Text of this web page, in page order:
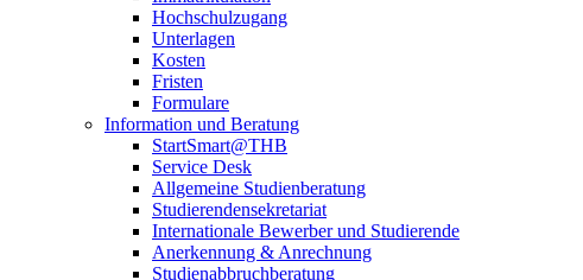
Hochschulzugang
Unterlagen
Kosten
Fristen
Formulare
Information und Beratung
StartSmart@THB
Service Desk
Allgemeine Studienberatung
Studierendensekretariat
Internationale Bewerber und Studierende
Anerkennung & Anrechnung
Studienabbruchberatung